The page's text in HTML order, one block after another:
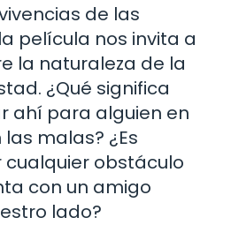
de las
película nos invita a
la naturaleza de la
¿Qué significa
ahí para alguien en
malas? ¿Es
cualquier obstáculo
con un amigo
lado?